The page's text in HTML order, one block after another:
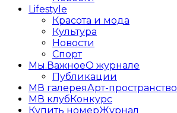
Lifestyle
Красота и мода
Культура
Новости
Спорт
Мы.ВажноеО журнале
Публикации
МВ галереяАрт-пространство
МВ клуб Конкурс
Купить номерЖурнал